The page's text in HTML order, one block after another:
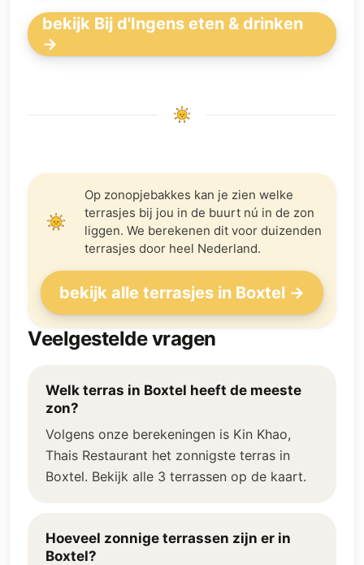
bekijk Bij d'Ingens eten & drinken
→
Op zonopjebakkes kan je zien welke
terrasjes bij jou in de buurt nú in de zon
liggen. We berekenen dit voor duizenden
terrasjes door heel Nederland.
bekijk alle terrasjes in Boxtel →
Veelgestelde vragen
Welk terras in Boxtel heeft de meeste
zon?
Volgens onze berekeningen is Kin Khao,
Thais Restaurant het zonnigste terras in
Boxtel. Bekijk alle 3 terrassen op de kaart.
Hoeveel zonnige terrassen zijn er in
Boxtel?